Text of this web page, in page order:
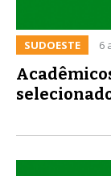
SUDOESTE 6